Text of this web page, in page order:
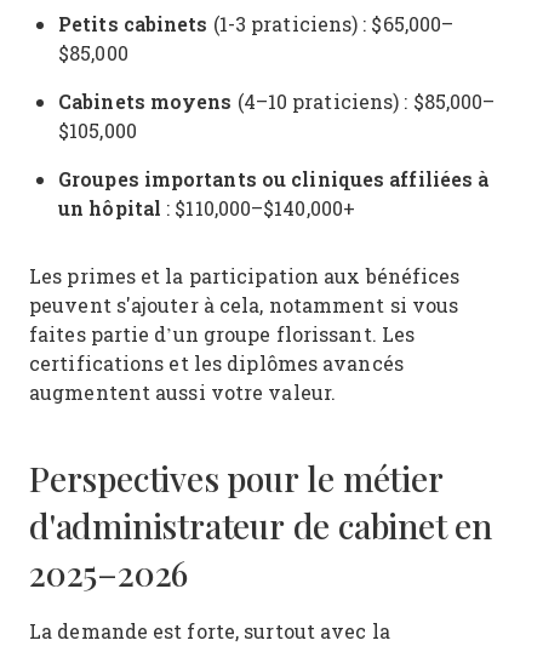
Petits cabinets (1-3 praticiens) : $65,000–
$85,000
Cabinets moyens (4–10 praticiens) : $85,000–
$105,000
Groupes importants ou cliniques affiliées à
un hôpital : $110,000–$140,000+
Les primes et la participation aux bénéfices
peuvent s'ajouter à cela, notamment si vous
faites partie d’un groupe florissant. Les
certifications et les diplômes avancés
augmentent aussi votre valeur.
Perspectives pour le métier
d'administrateur de cabinet en
2025–2026
La demande est forte, surtout avec la